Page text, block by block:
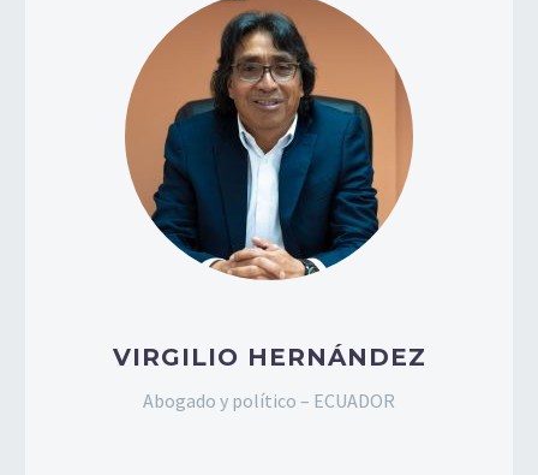
VIRGILIO HERNÁNDEZ
Abogado y político – ECUADOR